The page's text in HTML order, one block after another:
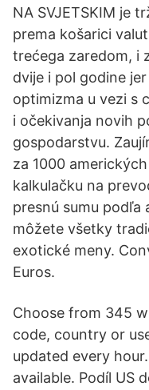
NA SVJETSKIM je
prema košarici
trećega zaredom, i
dvije i pol godine
optimizma u vezi s
i očekivanja novih
gospodarstvu.
za 1000
kalkulačku na
presnú sumu podľa
môžete všetky
exotické meny.
Euros.
Choose from 345
code, country or
updated every
available. Podíl US